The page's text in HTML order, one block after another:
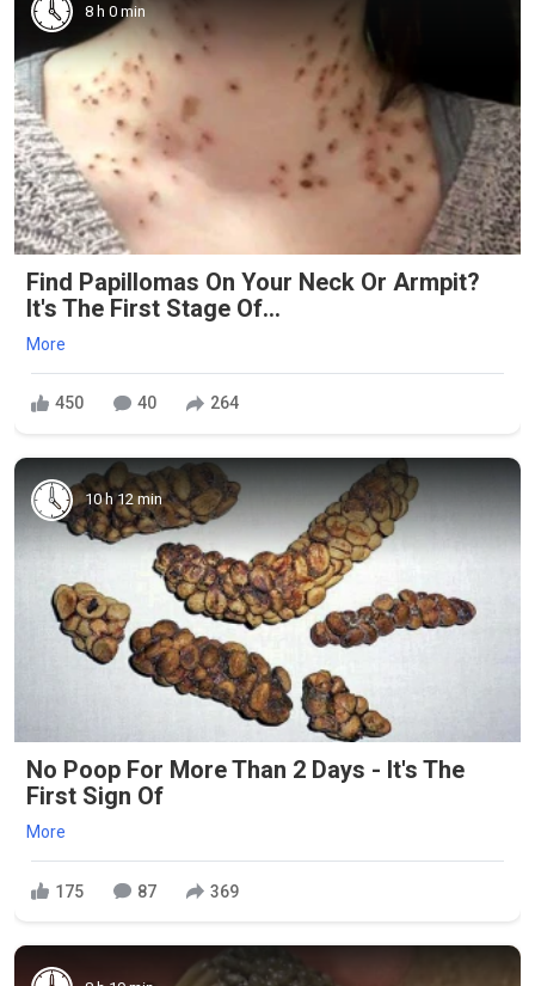
8 h 0 min
Find Papillomas On Your Neck Or Armpit?
It's The First Stage Of...
More
450 40 264
10 h 12 min
No Poop For More Than 2 Days - It's The
First Sign Of
More
175 87 369